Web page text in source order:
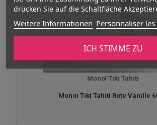
drücken Sie auf die Schaltfläche
Weitere Informationen Personnaliser
ICH STIMME ZU
Monoï Tiki Tahiti
Monoi Tiki Tahiti Rote Vanille